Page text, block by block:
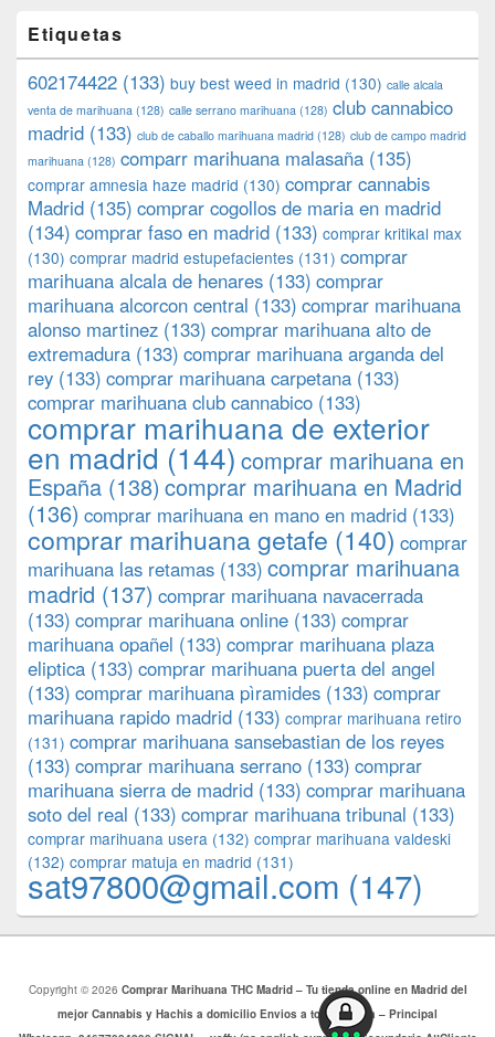
Etiquetas
602174422 (133) buy best weed in madrid (130) calle alcala
venta de marihuana (128) calle serrano marihuana (128) club cannabico
madrid (133) club de caballo marihuana madrid (128) club de campo madrid
marihuana (128) comparr marihuana malasaña (135)
comprar amnesia haze madrid (130) comprar cannabis
Madrid (135) comprar cogollos de maria en madrid
(134) comprar faso en madrid (133) comprar kritikal max
(130) comprar madrid estupefacientes (131) comprar
marihuana alcala de henares (133) comprar
marihuana alcorcon central (133) comprar marihuana
alonso martinez (133) comprar marihuana alto de
extremadura (133) comprar marihuana arganda del
rey (133) comprar marihuana carpetana (133)
comprar marihuana club cannabico (133)
comprar marihuana de exterior
en madrid (144) comprar marihuana en
España (138) comprar marihuana en Madrid
(136) comprar marihuana en mano en madrid (133)
comprar marihuana getafe (140) comprar
marihuana las retamas (133) comprar marihuana
madrid (137) comprar marihuana navacerrada
(133) comprar marihuana online (133) comprar
marihuana opañel (133) comprar marihuana plaza
eliptica (133) comprar marihuana puerta del angel
(133) comprar marihuana pìramides (133) comprar
marihuana rapido madrid (133) comprar marihuana retiro
(131) comprar marihuana sansebastian de los reyes
(133) comprar marihuana serrano (133) comprar
marihuana sierra de madrid (133) comprar marihuana
soto del real (133) comprar marihuana tribunal (133)
comprar marihuana usera (132) comprar marihuana valdeski
(132) comprar matuja en madrid (131)
sat97800@gmail.com (147)
Copyright © 2026 Comprar Marihuana THC Madrid – Tu tienda online en Madrid del
mejor Cannabis y Hachis a domicilio Envios a toda Europa – Principal